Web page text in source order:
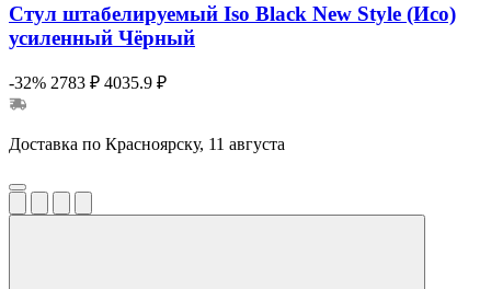
Стул штабелируемый Iso Black New Style (Исо)
усиленный Чёрный
-32% 2783 ₽ 4035.9 ₽
Доставка по Красноярску, 11 августа